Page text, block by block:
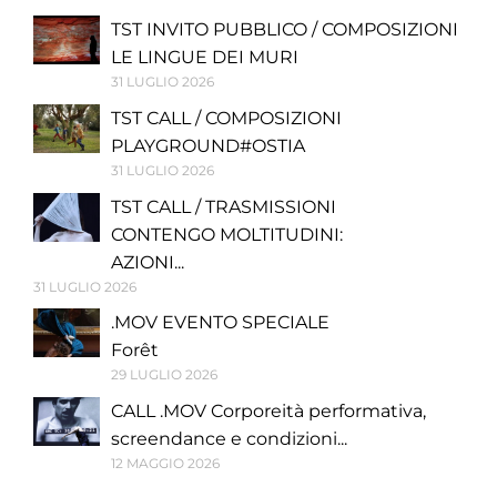
TST INVITO PUBBLICO / COMPOSIZIONI
LE LINGUE DEI MURI
31 LUGLIO 2026
TST CALL / COMPOSIZIONI
PLAYGROUND#OSTIA
31 LUGLIO 2026
TST CALL / TRASMISSIONI
CONTENGO MOLTITUDINI:
AZIONI...
31 LUGLIO 2026
.MOV EVENTO SPECIALE
Forêt
29 LUGLIO 2026
CALL .MOV Corporeità performativa,
screendance e condizioni...
12 MAGGIO 2026